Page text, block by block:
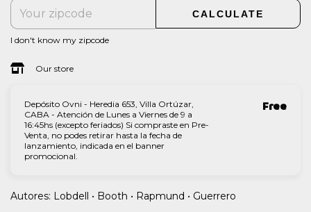
CALCULATE
I don't know my zipcode
Our store
Depósito Ovni - Heredia 653, Villa Ortúzar,
CABA - Atención de Lunes a Viernes de 9 a
16:45hs (excepto feriados) Si compraste en Pre-
Venta, no podes retirar hasta la fecha de
lanzamiento, indicada en el banner
promocional.
Free
Autores: Lobdell • Booth • Rapmund • Guerrero